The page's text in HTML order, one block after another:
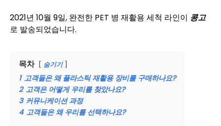
2021년 10월 9일, 완전한 PET 병 재활용 세척 라인이 콩고
로 발송되었습니다.
목차 숨기기
1 고객들은 왜 플라스틱 재활용 장비를 구매하나요?
2 고객은 어떻게 우리를 찾았나요?
3 커뮤니케이션 과정
4 고객들은 왜 우리를 선택하나요?